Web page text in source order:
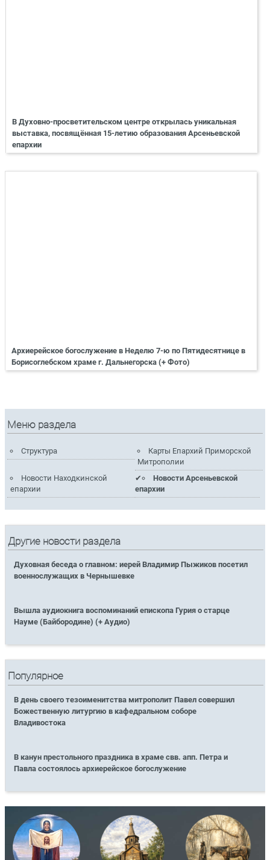
В Духовно-просветительском центре открылась уникальная
выставка, посвящённая 15-летию образования Арсеньевской
епархии
Архиерейское богослужение в Неделю 7-ю по Пятидесятнице в
Борисоглебском храме г. Дальнегорска (+ Фото)
Меню раздела
Структура
Карты Епархий Приморской
Митрополии
Новости Находкинской
епархии
Новости Арсеньевской
епархии
Другие новости раздела
Духовная беседа о главном: иерей Владимир Пыжиков посетил
военнослужащих в Чернышевке
Вышла аудиокнига воспоминаний епископа Гурия о старце
Науме (Байбородине) (+ Аудио)
Популярное
В день своего тезоименитства митрополит Павел совершил
Божественную литургию в кафедральном соборе
Владивостока
В канун престольного праздника в храме свв. апп. Петра и
Павла состоялось архиерейское богослужение